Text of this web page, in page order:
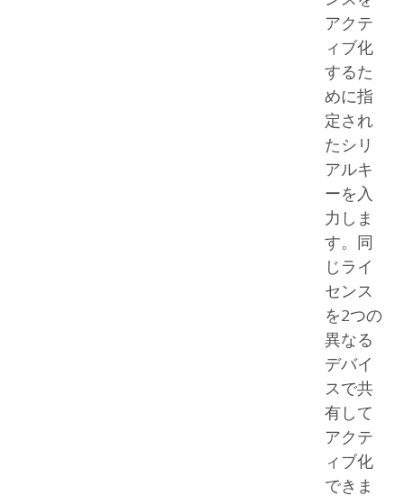
アクテ
ィブ化
するた
めに指
定され
たシリ
アルキ
ーを入
力しま
す。同
じライ
センス
を2つの
異なる
デバイ
スで共
有して
アクテ
ィブ化
できま